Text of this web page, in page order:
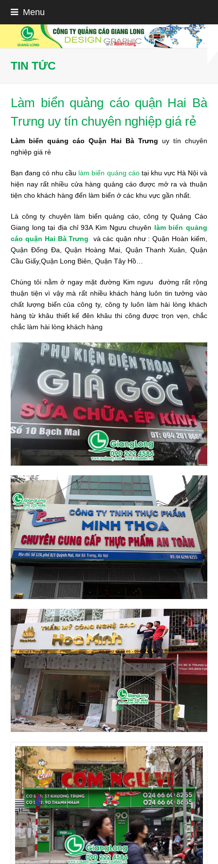
Menu
TIN TỨC
Làm biển quảng cáo quận Hai Bà
Trưng uy tín chuyên nghiệp giá rẻ
Làm biển quảng cáo Quận Hai Bà Trưng uy tín chuyên
nghiệp giá rẻ
Bạn đang có nhu cầu làm biển quảng cáotại khu vực Hà Nội và
hiện nay rất nhiều cửa hàng quảng cáo được mở ra và thuận
tiện cho khách hàng đến làm biển ở các khu vực gần nhất.
Là công ty chuyên làm biển quảng cáo, công ty Quảng Cáo
Giang long tại địa chỉ 93A Kim Ngưu chuyên làm biển quảng
cáo quận Hai Bà Trưng và các quận như : Quận Hoàn kiếm,
Quận Đống Đa, Quận Hoàng Mai, Quận Thanh Xuân, Quận
Cầu Giấy,Quận Long Biên, Quận Tây Hồ…
Chúng tôi nằm ở ngay mặt đường Kim ngưu đường rất rộng
thuận tiện vì vậy mà rất nhiều khách hàng luôn tin tưởng vào
chất lượng biển của công ty, công ty luôn làm hài lòng khách
hàng từ khâu thiết kế đên khâu thi công được trọn vẹn, chắc
chắc làm hài lòng khách hàng